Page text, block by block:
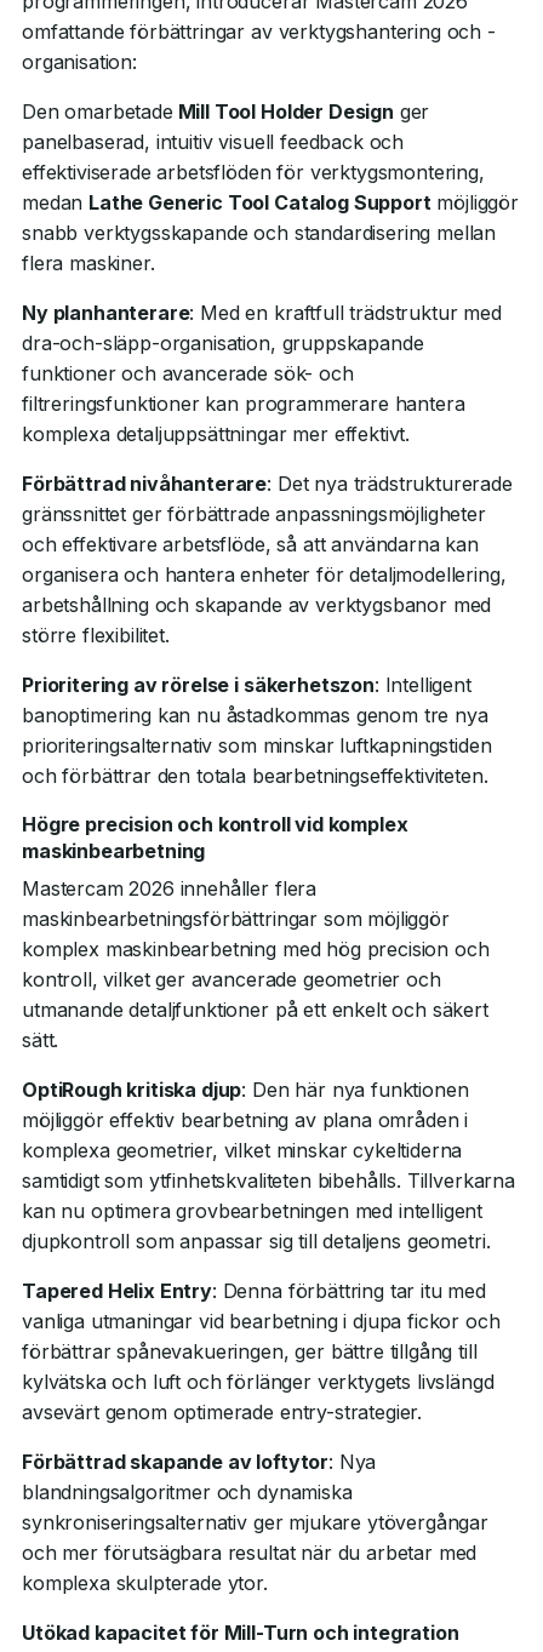
omfattande förbättringar av verktygshantering och -
organisation:
Den omarbetade Mill Tool Holder Design ger
panelbaserad, intuitiv visuell feedback och
effektiviserade arbetsflöden för verktygsmontering,
medan Lathe Generic Tool Catalog Support möjliggör
snabb verktygsskapande och standardisering mellan
flera maskiner.
Ny planhanterare: Med en kraftfull trädstruktur med
dra-och-släpp-organisation, gruppskapande
funktioner och avancerade sök- och
filtreringsfunktioner kan programmerare hantera
komplexa detaljuppsättningar mer effektivt.
Förbättrad nivåhanterare: Det nya trädstrukturerade
gränssnittet ger förbättrade anpassningsmöjligheter
och effektivare arbetsflöde, så att användarna kan
organisera och hantera enheter för detaljmodellering,
arbetshållning och skapande av verktygsbanor med
större flexibilitet.
Prioritering av rörelse i säkerhetszon: Intelligent
banoptimering kan nu åstadkommas genom tre nya
prioriteringsalternativ som minskar luftkapningstiden
och förbättrar den totala bearbetningseffektiviteten.
Högre precision och kontroll vid komplex
maskinbearbetning
Mastercam 2026 innehåller flera
maskinbearbetningsförbättringar som möjliggör
komplex maskinbearbetning med hög precision och
kontroll, vilket ger avancerade geometrier och
utmanande detaljfunktioner på ett enkelt och säkert
sätt.
OptiRough kritiska djup: Den här nya funktionen
möjliggör effektiv bearbetning av plana områden i
komplexa geometrier, vilket minskar cykeltiderna
samtidigt som ytfinhetskvaliteten bibehålls. Tillverkarna
kan nu optimera grovbearbetningen med intelligent
djupkontroll som anpassar sig till detaljens geometri.
Tapered Helix Entry: Denna förbättring tar itu med
vanliga utmaningar vid bearbetning i djupa fickor och
förbättrar spånevakueringen, ger bättre tillgång till
kylvätska och luft och förlänger verktygets livslängd
avsevärt genom optimerade entry-strategier.
Förbättrad skapande av loftytor: Nya
blandningsalgoritmer och dynamiska
synkroniseringsalternativ ger mjukare ytövergångar
och mer förutsägbara resultat när du arbetar med
komplexa skulpterade ytor.
Utökad kapacitet för Mill-Turn och integration